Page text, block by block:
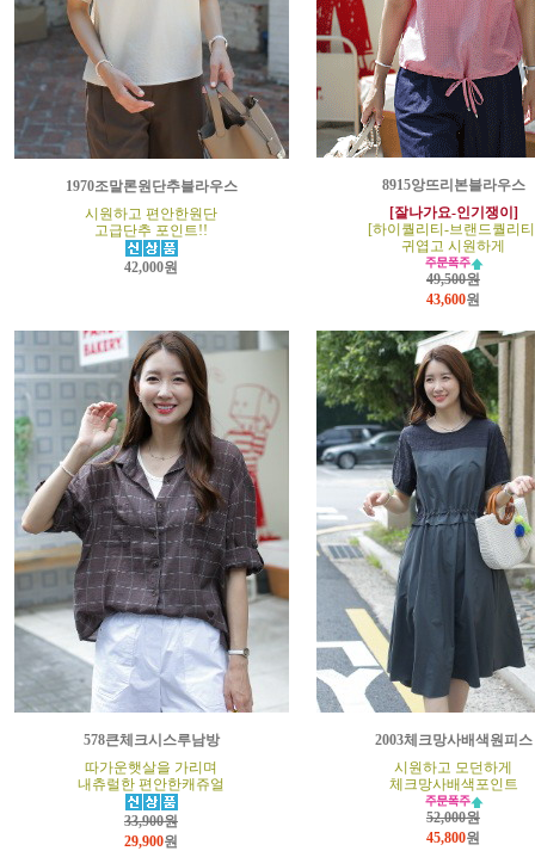
1970조말론원단추블라우스
시원하고 편안한원단
고급단추 포인트!!
42,000원
8915앙뜨리본블라우스
[잘나가요-인기쟁이]
[하이퀄리티-브랜드퀄리
귀엽고 시원하게
49,500원
43,600원
578큰체크시스루남방
따가운햇살을 가리며
내츄럴한 편안한캐쥬얼
33,900원
29,900원
2003체크망사배색원피스
시원하고 모던하게
체크망사배색포인트
52,000원
45,800원